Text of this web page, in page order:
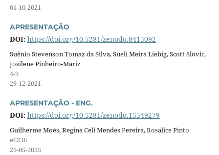
01-10-2021
APRESENTAÇÃO
DOI: https://doi.org/10.5281/zenodo.8415092
Suênio Stevenson Tomaz da Silva, Sueli Meira Liebig, Scott Slovic,
Josilene Pinheiro-Mariz
4-9
29-12-2021
APRESENTAÇÃO - ENG.
DOI: https://doi.org/10.5281/zenodo.15549279
Guilherme Moés, Regina Celi Mendes Pereira, Rosalice Pinto
e6236
29-05-2025